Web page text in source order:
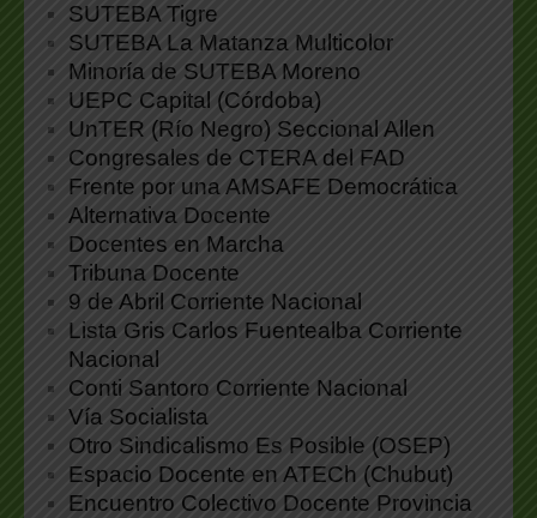
SUTEBA Tigre
SUTEBA La Matanza Multicolor
Minoría de SUTEBA Moreno
UEPC Capital (Córdoba)
UnTER (Río Negro) Seccional Allen
Congresales de CTERA del FAD
Frente por una AMSAFE Democrática
Alternativa Docente
Docentes en Marcha
Tribuna Docente
9 de Abril Corriente Nacional
Lista Gris Carlos Fuentealba Corriente
Nacional
Conti Santoro Corriente Nacional
Vía Socialista
Otro Sindicalismo Es Posible (OSEP)
Espacio Docente en ATECh (Chubut)
Encuentro Colectivo Docente Provincia